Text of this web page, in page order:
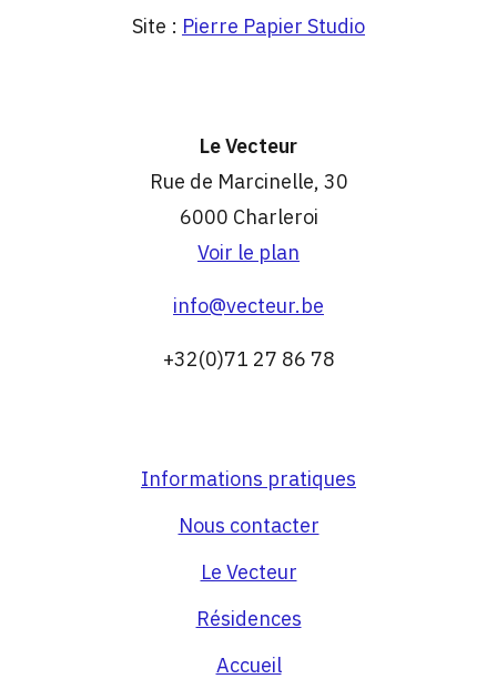
Site : Pierre Papier Studio
Le Vecteur
Rue de Marcinelle, 30
6000 Charleroi
Voir le plan
info@vecteur.be
+32(0)71 27 86 78
Informations pratiques
Nous contacter
Le Vecteur
Résidences
Accueil